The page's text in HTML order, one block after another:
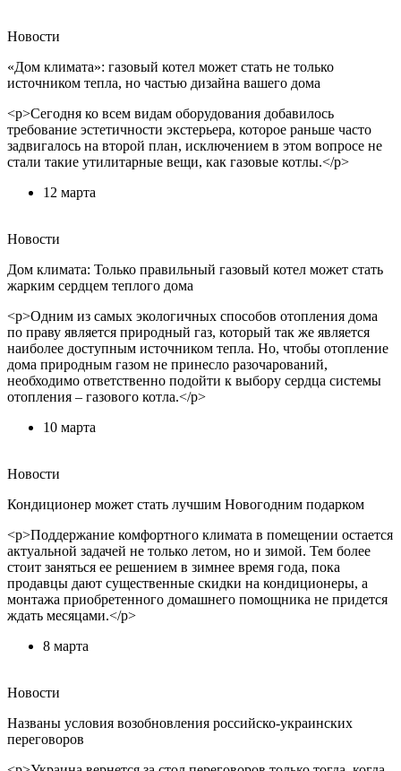
Новости
«Дом климата»: газовый котел может стать не только
источником тепла, но частью дизайна вашего дома
<p>Сегодня ко всем видам оборудования добавилось
требование эстетичности экстерьера, которое раньше часто
задвигалось на второй план, исключением в этом вопросе не
стали такие утилитарные вещи, как газовые котлы.</p>
12 марта
Новости
Дом климата: Только правильный газовый котел может стать
жарким сердцем теплого дома
<p>Одним из самых экологичных способов отопления дома
по праву является природный газ, который так же является
наиболее доступным источником тепла. Но, чтобы отопление
дома природным газом не принесло разочарований,
необходимо ответственно подойти к выбору сердца системы
отопления – газового котла.</p>
10 марта
Новости
Кондиционер может стать лучшим Новогодним подарком
<p>Поддержание комфортного климата в помещении остается
актуальной задачей не только летом, но и зимой. Тем более
стоит заняться ее решением в зимнее время года, пока
продавцы дают существенные скидки на кондиционеры, а
монтажа приобретенного домашнего помощника не придется
ждать месяцами.</p>
8 марта
Новости
Названы условия возобновления российско-украинских
переговоров